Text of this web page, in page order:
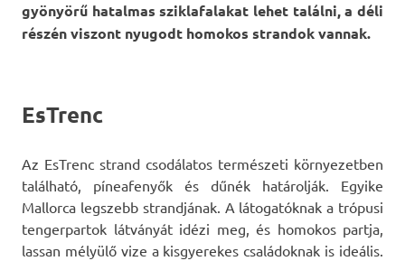
gyönyörű hatalmas sziklafalakat lehet találni, a déli
részén viszont nyugodt homokos strandok vannak.
EsTrenc
Az EsTrenc strand csodálatos természeti környezetben
található, píneafenyők és dűnék határolják. Egyike
Mallorca legszebb strandjának. A látogatóknak a trópusi
tengerpartok látványát idézi meg, és homokos partja,
lassan mélyülő vize a kisgyerekes családoknak is ideális.